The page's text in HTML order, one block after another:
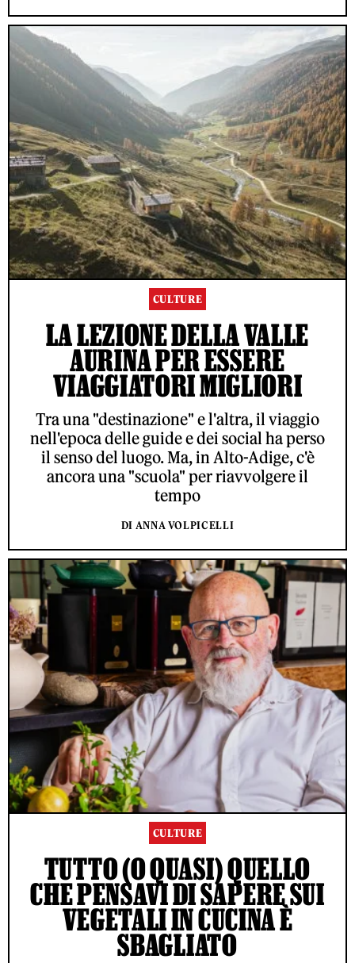
CULTURE
LA LEZIONE DELLA VALLE
AURINA PER ESSERE
VIAGGIATORI MIGLIORI
Tra una "destinazione" e l'altra, il viaggio
nell'epoca delle guide e dei social ha perso
il senso del luogo. Ma, in Alto-Adige, c'è
ancora una "scuola" per riavvolgere il
tempo
DI ANNA VOLPICELLI
CULTURE
TUTTO (O QUASI) QUELLO
CHE PENSAVI DI SAPERE SUI
VEGETALI IN CUCINA È
SBAGLIATO